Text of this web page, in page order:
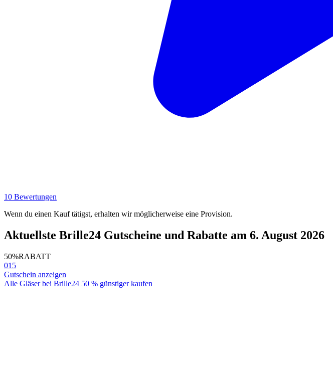
10 Bewertungen
Wenn du einen Kauf tätigst, erhalten wir möglicherweise eine Provision.
Aktuellste Brille24 Gutscheine und Rabatte am 6. August 2026
50%RABATT
015
Gutschein anzeigen
Alle Gläser bei Brille24 50 % günstiger kaufen